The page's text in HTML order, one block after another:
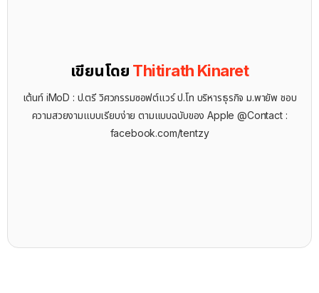
เขียนโดย Thitirath Kinaret
เต้นท์ iMoD : ป.ตรี วิศวกรรมซอฟต์แวร์ ป.โท บริหารธุรกิจ ม.พายัพ ชอบ
ความสวยงามแบบเรียบง่าย ตามแบบฉบับของ Apple @Contact :
facebook.com/tentzy